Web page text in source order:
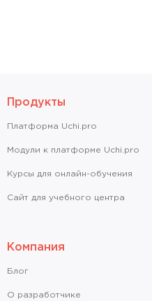
Продукты
Платформа Uchi.pro
Модули к платформе Uchi.pro
Курсы для онлайн-обучения
Сайт для учебного центра
Компания
Блог
О разработчике